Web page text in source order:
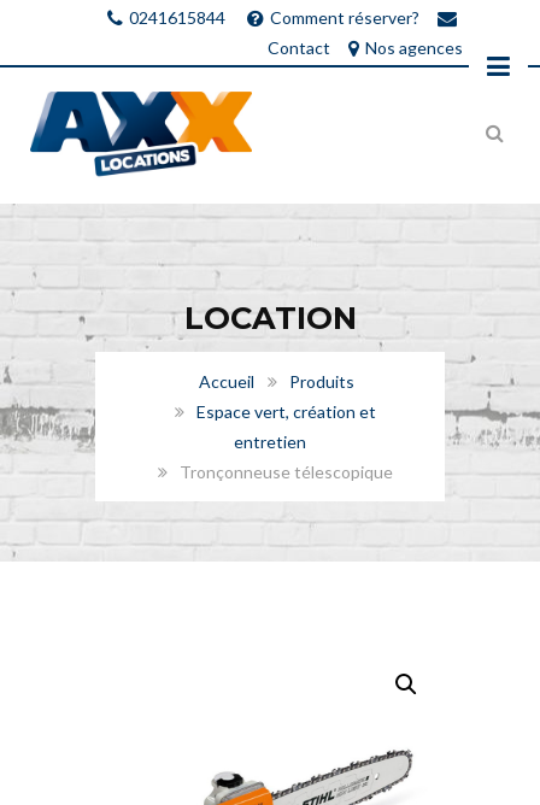
0241615844
Comment réserver?
Contact
Nos agences
LOCATION
Accueil
Produits
Espace vert, création et
entretien
Tronçonneuse télescopique